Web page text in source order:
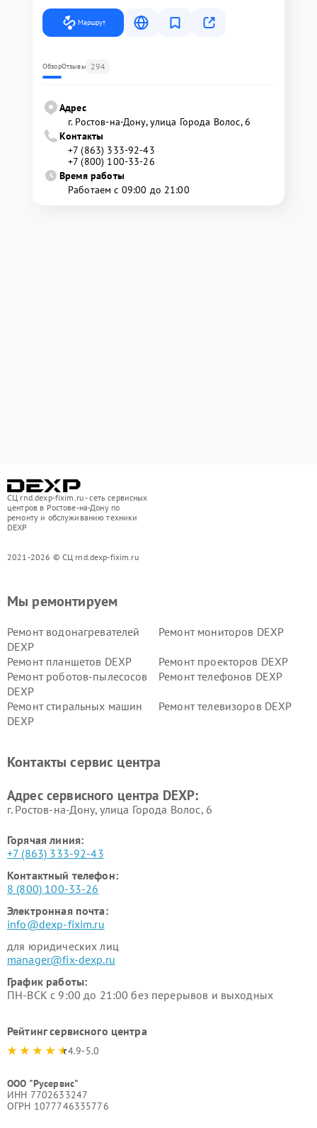
Маршрут
ОбзорОтзывы 294
Адрес
г. Ростов-на-Дону, улица Города Волос, 6
Контакты
+7 (863) 333-92-43
+7 (800) 100-33-26
Время работы
Работаем с 09:00 до 21:00
СЦ rnd.dexp-fixim.ru - сеть сервисных
центров в Ростове-на-Дону по
ремонту и обслуживанию техники
DEXP
2021-2026 © СЦ rnd.dexp-fixim.ru
Мы ремонтируем
Ремонт водонагревателей
DEXP
Ремонт мониторов DEXP
Ремонт планшетов DEXP
Ремонт проекторов DEXP
Ремонт роботов-пылесосов
DEXP
Ремонт телефонов DEXP
Ремонт стиральных машин
DEXP
Ремонт телевизоров DEXP
Ремонт серверов DEXP
Ремонт мини пк DEXP
Контакты сервис центра
Адрес сервисного центра DEXP:
г. Ростов-на-Дону, улица Города Волос, 6
Горячая линия:
+7 (863) 333-92-43
Контактный телефон:
8 (800) 100-33-26
Электронная почта:
info@dexp-fixim.ru
для юридических лиц
manager@fix-dexp.ru
График работы:
ПН-ВСК с 9:00 до 21:00 без перерывов и выходных
Рейтинг сервисного центра
4.9-5.0
ООО "Русервис"
ИНН 7702633247
ОГРН 1077746335776